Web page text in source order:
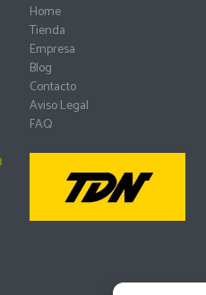
Home
Tienda
Empresa
Blog
Contacto
Aviso Legal
FAQ